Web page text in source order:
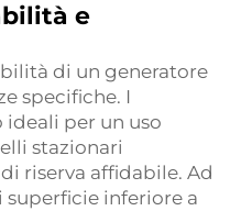
e
di un generatore
specifiche. I
per un uso
stazionari
riserva affidabile. Ad
inferiore a